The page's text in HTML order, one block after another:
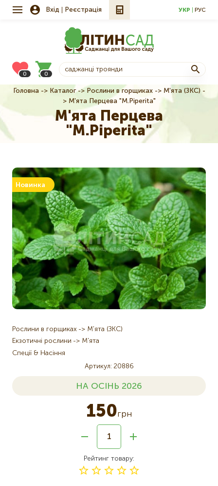
Вхід Реєстрація УКР РУС
0 0
Рядок
Головна Каталог Рослини в горщиках
М'ята (ЗКС)
М'ята Перцева "M.Piperita"
М'ята Перцева
"M.Piperita"
Новинка
Рослини в горщиках
М'ята (ЗКС)
Екзотичні рослини
М'ята
Спеції & Насіння
Артикул 20886
НА ОСІНЬ 2026
150грн
Рейтинг товару